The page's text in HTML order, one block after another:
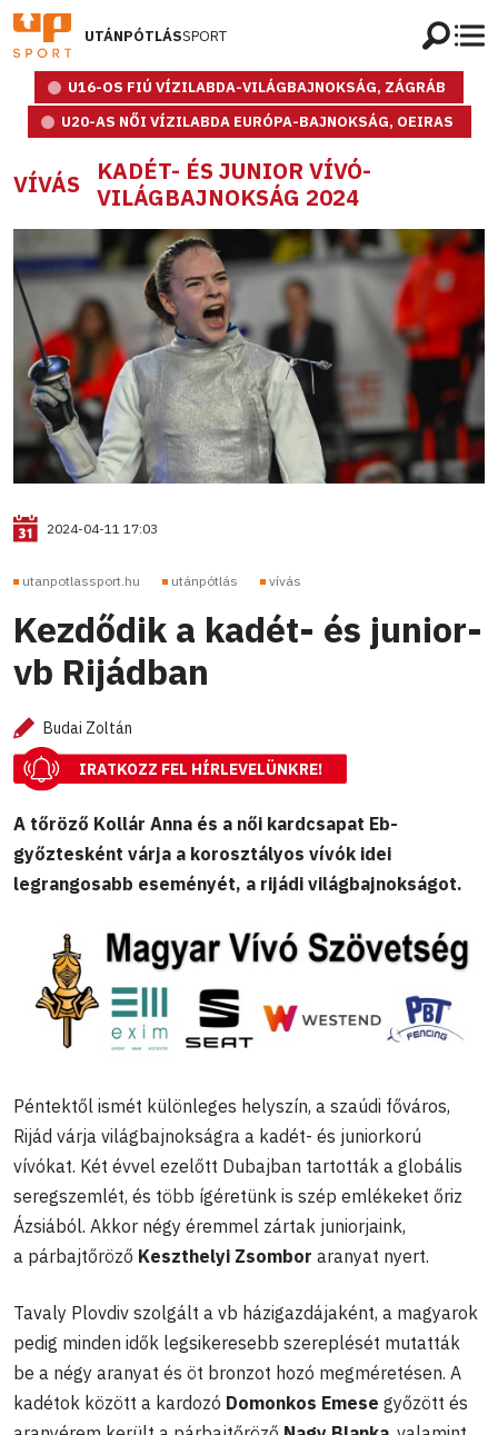
UTÁNPÓTLÁSSPORT
U16-OS FIÚ VÍZILABDA-VILÁGBAJNOKSÁG, ZÁGRÁB
U20-AS NŐI VÍZILABDA EURÓPA-BAJNOKSÁG, OEIRAS
VÍVÁS
KADÉT- ÉS JUNIOR VÍVÓ-
VILÁGBAJNOKSÁG 2024
2024-04-11 17:03
utanpotlassport.hu utánpótlás vívás
Kezdődik a kadét- és junior-
vb Rijádban
Budai Zoltán
IRATKOZZ FEL HÍRLEVELÜNKRE!
A tőröző Kollár Anna és a női kardcsapat Eb-
győztesként várja a korosztályos vívók idei
legrangosabb eseményét, a rijádi világbajnokságot.
Péntektől ismét különleges helyszín, a szaúdi főváros,
Rijád várja világbajnokságra a kadét- és juniorkorú
vívókat. Két évvel ezelőtt Dubajban tartották a globális
seregszemlét, és több ígéretünk is szép emlékeket őriz
Ázsiából. Akkor négy éremmel zártak juniorjaink,
a párbajtőröző Keszthelyi Zsombor aranyat nyert.
Tavaly Plovdiv szolgált a vb házigazdájaként, a magyarok
pedig minden idők legsikeresebb szereplését mutatták
be a négy aranyat és öt bronzot hozó megméretésen. A
kadétok között a kardozó Domonkos Emese győzött és